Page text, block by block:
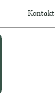
Kontakt